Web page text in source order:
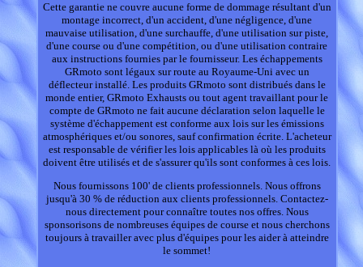
Cette garantie ne couvre aucune forme de dommage résultant d'un
montage incorrect, d'un accident, d'une négligence, d'une
mauvaise utilisation, d'une surchauffe, d'une utilisation sur piste,
d'une course ou d'une compétition, ou d'une utilisation contraire
aux instructions fournies par le fournisseur. Les échappements
GRmoto sont légaux sur route au Royaume-Uni avec un
déflecteur installé. Les produits GRmoto sont distribués dans le
monde entier, GRmoto Exhausts ou tout agent travaillant pour le
compte de GRmoto ne fait aucune déclaration selon laquelle le
système d'échappement est conforme aux lois sur les émissions
atmosphériques et/ou sonores, sauf confirmation écrite. L'acheteur
est responsable de vérifier les lois applicables là où les produits
doivent être utilisés et de s'assurer qu'ils sont conformes à ces lois.
Nous fournissons 100' de clients professionnels. Nous offrons
jusqu'à 30 % de réduction aux clients professionnels. Contactez-
nous directement pour connaître toutes nos offres. Nous
sponsorisons de nombreuses équipes de course et nous cherchons
toujours à travailler avec plus d'équipes pour les aider à atteindre
le sommet!